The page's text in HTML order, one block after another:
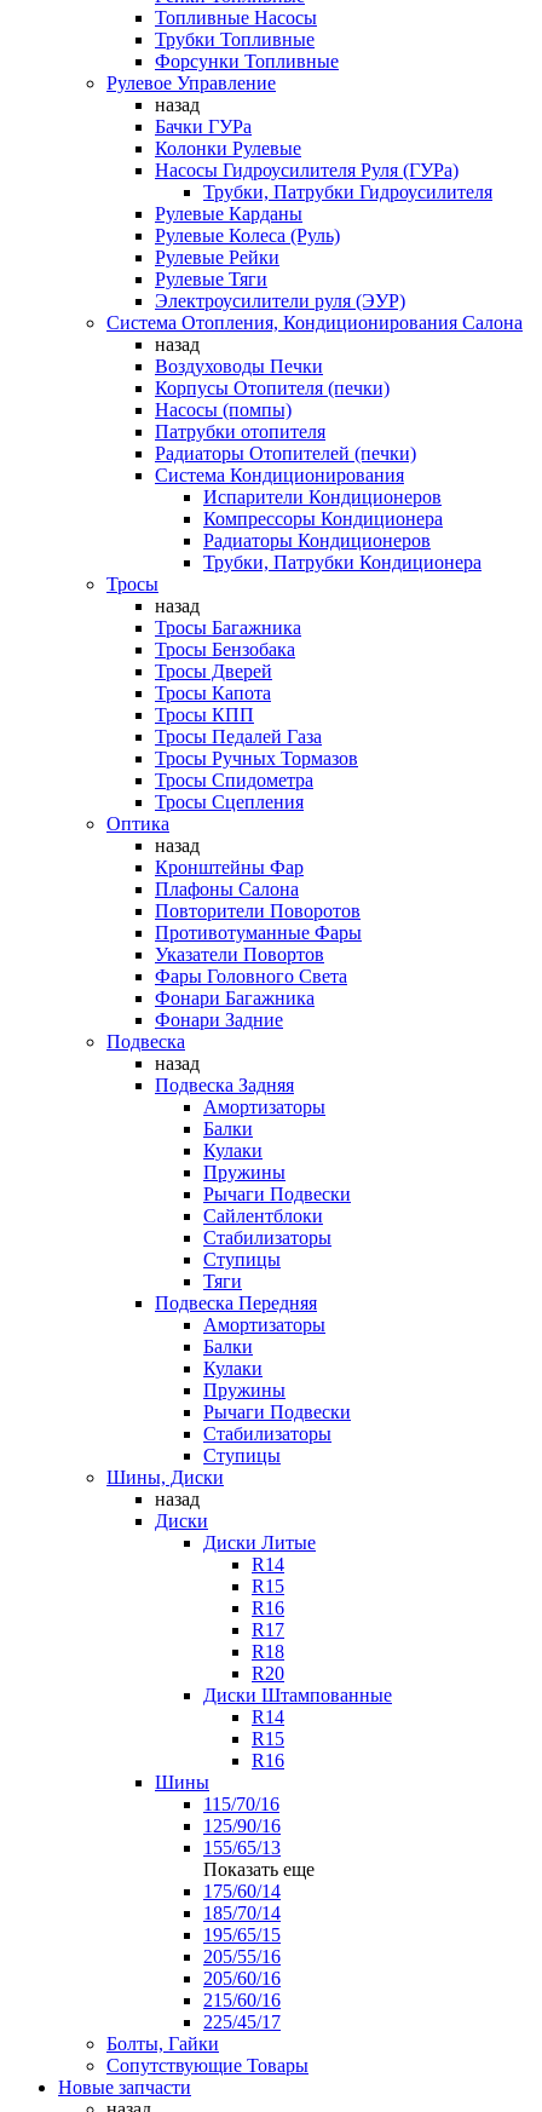
Топливные Насосы
Трубки Топливные
Форсунки Топливные
Рулевое Управление
назад
Бачки ГУРа
Колонки Рулевые
Насосы Гидроусилителя Руля (ГУРа)
Трубки, Патрубки Гидроусилителя
Рулевые Карданы
Рулевые Колеса (Руль)
Рулевые Рейки
Рулевые Тяги
Электроусилители руля (ЭУР)
Система Отопления, Кондиционирования Салона
назад
Воздуховоды Печки
Корпусы Отопителя (печки)
Насосы (помпы)
Патрубки отопителя
Радиаторы Отопителей (печки)
Система Кондиционирования
Испарители Кондиционеров
Компрессоры Кондиционера
Радиаторы Кондиционеров
Трубки, Патрубки Кондиционера
Тросы
назад
Тросы Багажника
Тросы Бензобака
Тросы Дверей
Тросы Капота
Тросы КПП
Тросы Педалей Газа
Тросы Ручных Тормазов
Тросы Спидометра
Тросы Сцепления
Оптика
назад
Кронштейны Фар
Плафоны Салона
Повторители Поворотов
Противотуманные Фары
Указатели Повортов
Фары Головного Света
Фонари Багажника
Фонари Задние
Подвеска
назад
Подвеска Задняя
Амортизаторы
Балки
Кулаки
Пружины
Рычаги Подвески
Сайлентблоки
Стабилизаторы
Ступицы
Тяги
Подвеска Передняя
Амортизаторы
Балки
Кулаки
Пружины
Рычаги Подвески
Стабилизаторы
Ступицы
Шины, Диски
назад
Диски
Диски Литые
R14
R15
R16
R17
R18
R20
Диски Штампованные
R14
R15
R16
Шины
115/70/16
125/90/16
155/65/13
Показать еще
175/60/14
185/70/14
195/65/15
205/55/16
205/60/16
215/60/16
225/45/17
Болты, Гайки
Сопутствующие Товары
Новые запчасти